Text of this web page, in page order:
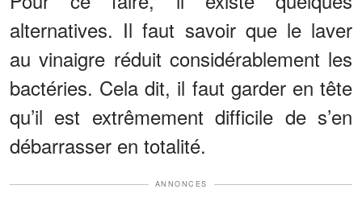
alternatives. Il faut savoir que le laver
au vinaigre réduit considérablement les
bactéries. Cela dit, il faut garder en tête
qu’il est extrêmement difficile de s’en
débarrasser en totalité.
ANNONCES